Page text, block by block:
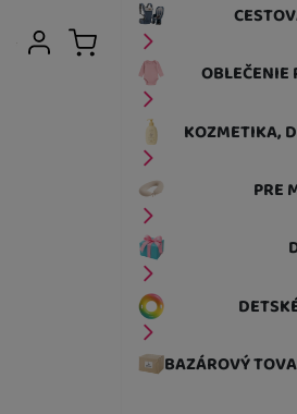
OBLEČENIE
KOZMETIKA,
PRE
BAZÁROVÝ
Užívateľská sekcia
Prihlásiť sa
Košík